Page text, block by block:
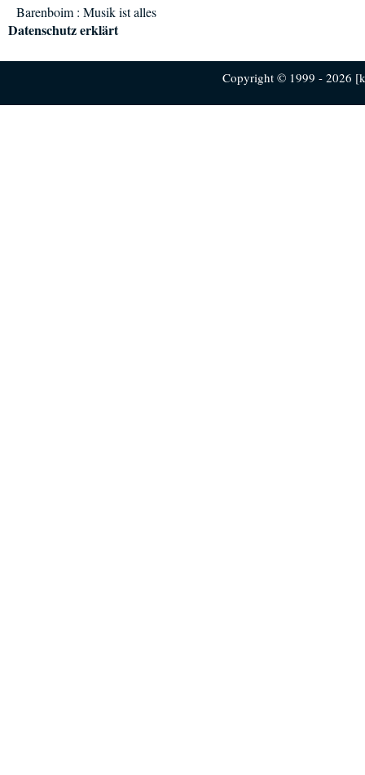
Barenboim : Musik ist alles
Datenschutz erklärt
Copyright © 1999 - 2026